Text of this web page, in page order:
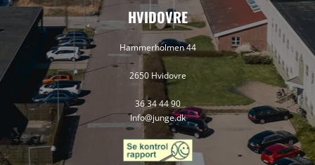
HVIDOVRE
Hammerholmen 44
2650 Hvidovre
36 34 44 90
Info@junge.dk